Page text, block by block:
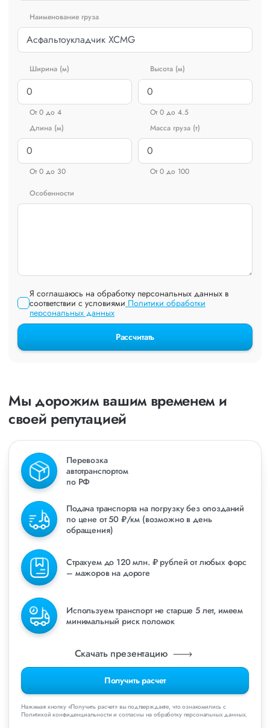
Наименование груза
Ширина (м)
От 0 до 4
Высота (м)
От 0 до 4.5
Длина (м)
От 0 до 30
Масса груза (т)
От 0 до 100
Особенности
Я соглашаюсь на обработку персональных данных в
соответствии с условиями Политики обработки
персональных данных
Рассчитать
Мы дорожим вашим временем и
своей репутацией
Перевозка
автотранспортом
по РФ
Подача транспорта на погрузку без опозданий
по цене от 50 ₽/км (возможно в день
обращения)
Страхуем до 120 млн. ₽ рублей от любых форс
– мажоров на дороге
Используем транспорт не старше 5 лет, имеем
минимальный риск поломок
Получить расчет
Скачать презентацию
Нажимая кнопку «Получить расчет» вы подтверждаете, что ознакомились с
Политикой конфиденциальности и согласны на обработку персональных данных.